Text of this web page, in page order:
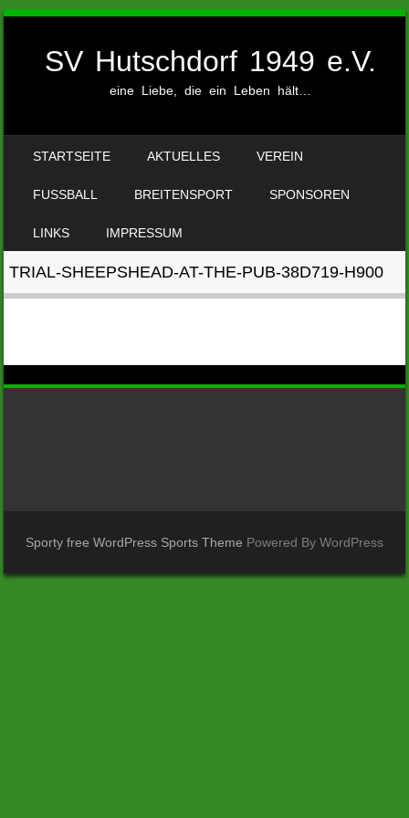
SV Hutschdorf 1949 e.V.
eine Liebe, die ein Leben hält…
STARTSEITE AKTUELLES VEREIN
FUSSBALL BREITENSPORT SPONSOREN
LINKS IMPRESSUM
TRIAL-SHEEPSHEAD-AT-THE-PUB-38D719-H900
Sporty free WordPress Sports Theme Powered By WordPress